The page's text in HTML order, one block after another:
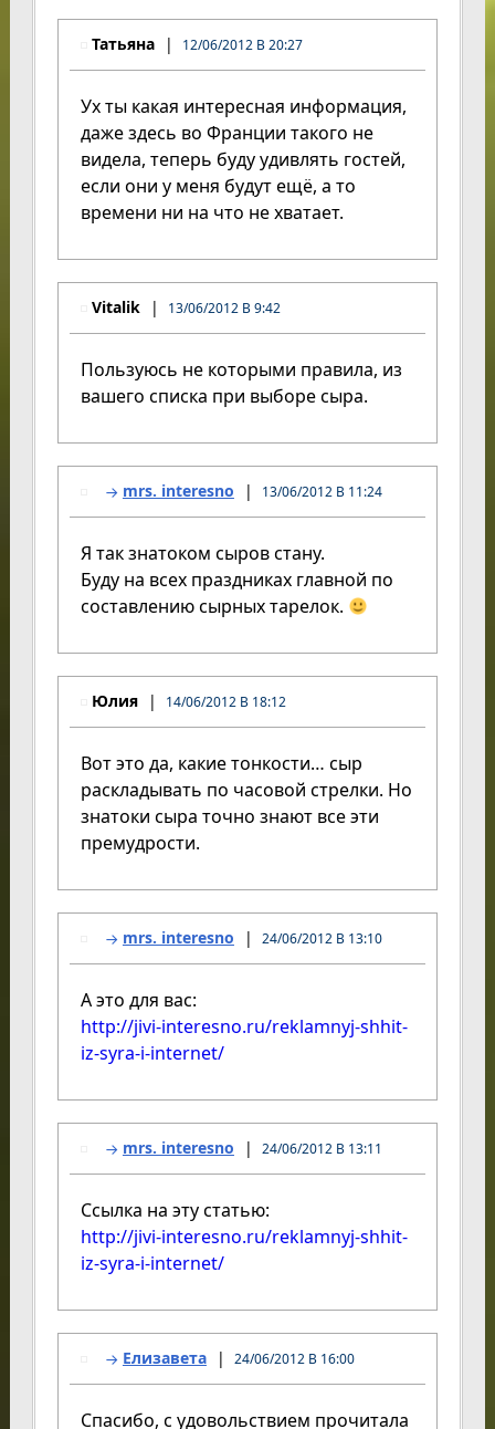
Татьяна 12/06/2012 В 20:27
Ух ты какая интересная информация,
даже здесь во Франции такого не
видела, теперь буду удивлять гостей,
если они у меня будут ещё, а то
времени ни на что не хватает.
Vitalik 13/06/2012 В 9:42
Пользуюсь не которыми правила, из
вашего списка при выборе сыра.
mrs. interesno 13/06/2012 В 11:24
Я так знатоком сыров стану.
Буду на всех праздниках главной по
составлению сырных тарелок.
Юлия 14/06/2012 В 18:12
Вот это да, какие тонкости… сыр
раскладывать по часовой стрелки. Но
знатоки сыра точно знают все эти
премудрости.
mrs. interesno 24/06/2012 В 13:10
А это для вас:
http://jivi-interesno.ru/reklamnyj-shhit-
iz-syra-i-internet/
mrs. interesno 24/06/2012 В 13:11
Ссылка на эту статью:
http://jivi-interesno.ru/reklamnyj-shhit-
iz-syra-i-internet/
Елизавета 24/06/2012 В 16:00
Спасибо, с удовольствием прочитала